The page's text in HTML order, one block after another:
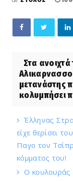
Στα
μετανάστης
κολυμπήσει
Έλληνας
είχε θερίσει
Παγο τον
κόμματος του!
Ο κουλουράς